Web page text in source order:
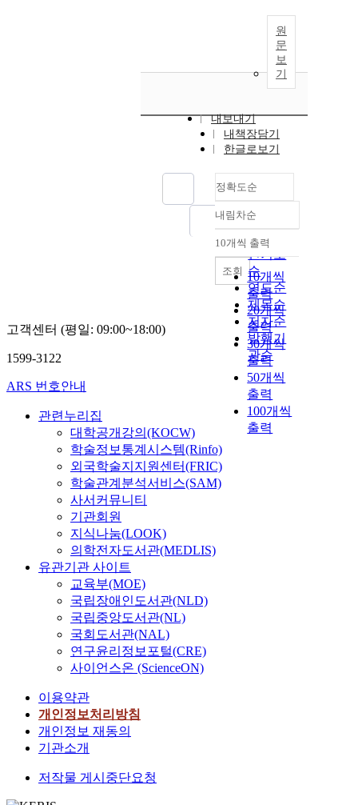
원
문
보
기
내보내기
내책장담기
한글로보기
정확도순
정확도
순
인기도
순
연도순
제목순
저자순
발행기
관순
내림차순
내림차순
10개씩 출력
10개씩
출력
20개씩
출력
30개씩
출력
50개씩
출력
100개씩
출력
조회
고객센터 (평일: 09:00~18:00)
1599-3122
ARS 번호안내
관련누리집
대학공개강의(KOCW)
학술정보통계시스템(Rinfo)
외국학술지지원센터(FRIC)
학술관계분석서비스(SAM)
사서커뮤니티
기관회원
지식나눔(LOOK)
의학전자도서관(MEDLIS)
유관기관 사이트
교육부(MOE)
국립장애인도서관(NLD)
국립중앙도서관(NL)
국회도서관(NAL)
연구윤리정보포털(CRE)
사이언스온 (ScienceON)
이용약관
개인정보처리방침
개인정보 재동의
기관소개
저작물 게시중단요청